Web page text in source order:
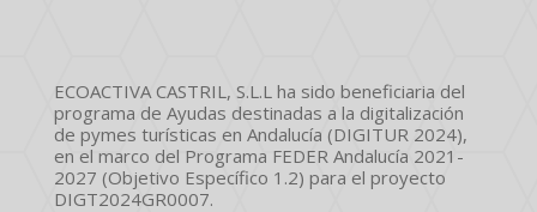
ECOACTIVA CASTRIL, S.L.L ha sido beneficiaria del
programa de Ayudas destinadas a la digitalización
de pymes turísticas en Andalucía (DIGITUR 2024),
en el marco del Programa FEDER Andalucía 2021-
2027 (Objetivo Específico 1.2) para el proyecto
DIGT2024GR0007.